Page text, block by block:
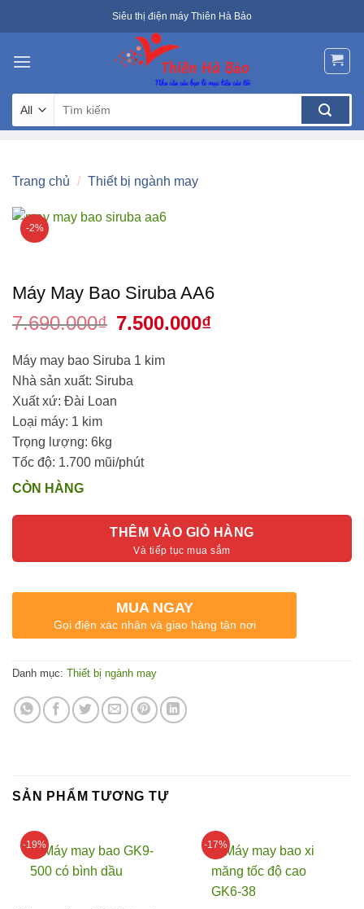
to
Siêu thị điện máy Thiên Hà Bảo
kiếm:
Trang chủ / Thiết bị ngành may
-2%
Máy May Bao Siruba AA6
7.690.000₫
Giá
gốc
7.690.000₫.
7.500.000₫Giá
Máy may bao Siruba 1 kim
Nhà sản xuất: Siruba
Xuất xứ: Đài Loan
Loại máy: 1 kim
Trọng lượng: 6kg
Tốc độ: 1.700 mũi/phút
CÒN HÀNG
THÊM VÀO GIỎ HÀNG
MUA NGAY
Gọi điện xác nhận và giao hàng tận nơi
Danh mục: Thiết bị ngành may
SẢN PHẨM TƯƠNG TỰ
-19% -17%